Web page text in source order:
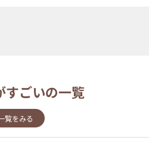
すごいの一覧
覧をみる